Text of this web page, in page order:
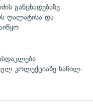
განცხადებაზე
ღალატისა და
კოლექციაზე ნაწილ-